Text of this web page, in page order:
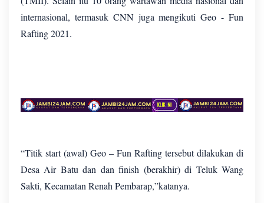
internasional, termasuk CNN juga mengikuti Geo - Fun
Rafting 2021.
“Titik start (awal) Geo – Fun Rafting tersebut dilakukan di
Desa Air Batu dan dan finish (berakhir) di Teluk Wang
Sakti, Kecamatan Renah Pembarap,”katanya.